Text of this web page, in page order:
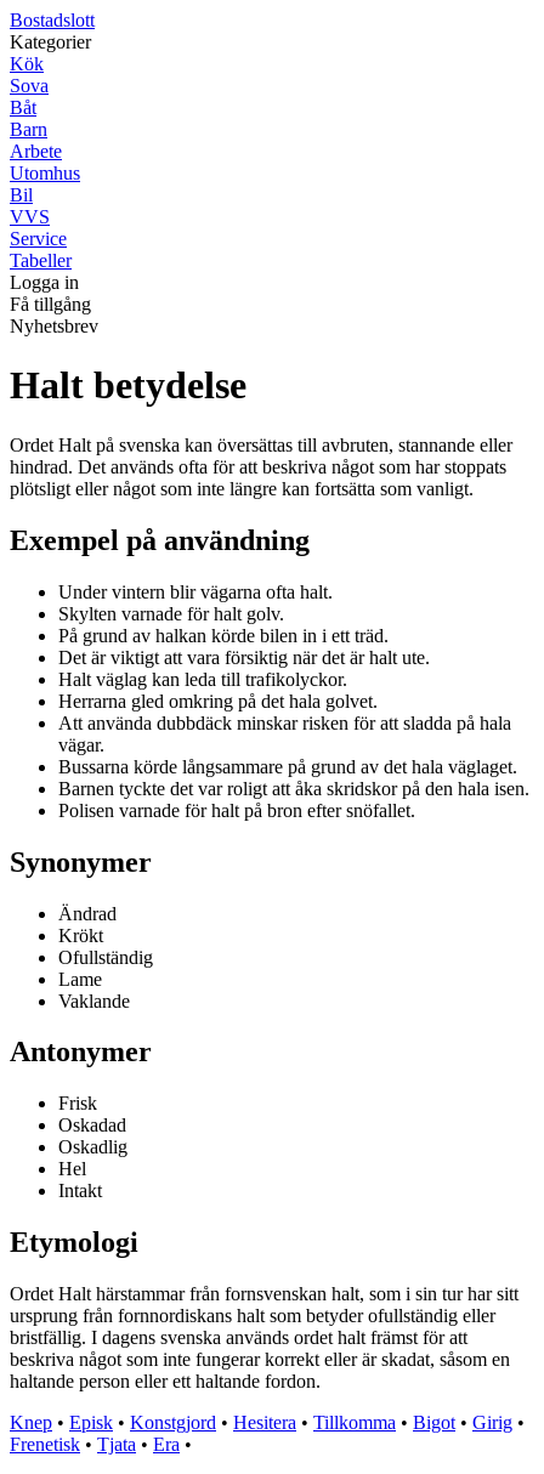
Bostadslott
Kategorier
Kök
Sova
Båt
Barn
Arbete
Utomhus
Bil
VVS
Service
Tabeller
Logga in
Få tillgång
Nyhetsbrev
Halt betydelse
Ordet Halt på svenska kan översättas till avbruten, stannande eller
hindrad. Det används ofta för att beskriva något som har stoppats
plötsligt eller något som inte längre kan fortsätta som vanligt.
Exempel på användning
Under vintern blir vägarna ofta halt.
Skylten varnade för halt golv.
På grund av halkan körde bilen in i ett träd.
Det är viktigt att vara försiktig när det är halt ute.
Halt väglag kan leda till trafikolyckor.
Herrarna gled omkring på det hala golvet.
Att använda dubbdäck minskar risken för att sladda på hala
vägar.
Bussarna körde långsammare på grund av det hala väglaget.
Barnen tyckte det var roligt att åka skridskor på den hala isen.
Polisen varnade för halt på bron efter snöfallet.
Synonymer
Ändrad
Krökt
Ofullständig
Lame
Vaklande
Antonymer
Frisk
Oskadad
Oskadlig
Hel
Intakt
Etymologi
Ordet Halt härstammar från fornsvenskan halt, som i sin tur har sitt
ursprung från fornnordiskans halt som betyder ofullständig eller
bristfällig. I dagens svenska används ordet halt främst för att
beskriva något som inte fungerar korrekt eller är skadat, såsom en
haltande person eller ett haltande fordon.
Knep • Episk • Konstgjord • Hesitera • Tillkomma • Bigot • Girig •
Frenetisk • Tjata • Era •